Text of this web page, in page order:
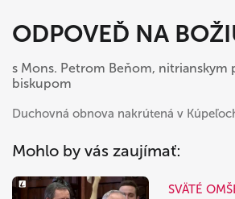
ODPOVEĎ NA
s Mons. Petrom Beňom, nitrianskym
biskupom
Duchovná obnova nakrútená v
Mohlo by vás zaujímať:
SVÄTÉ